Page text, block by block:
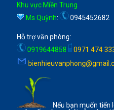
Khu vực Miền Trung
Ms Quỳnh: 0945452682
Hỗ trợ văn phòng:
0919644858
0971 474
Nếu bạn muốn